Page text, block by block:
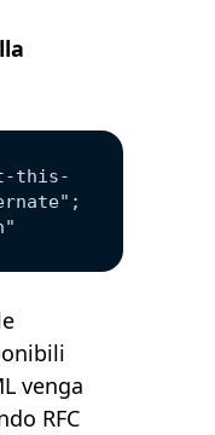
this-
venga
RFC